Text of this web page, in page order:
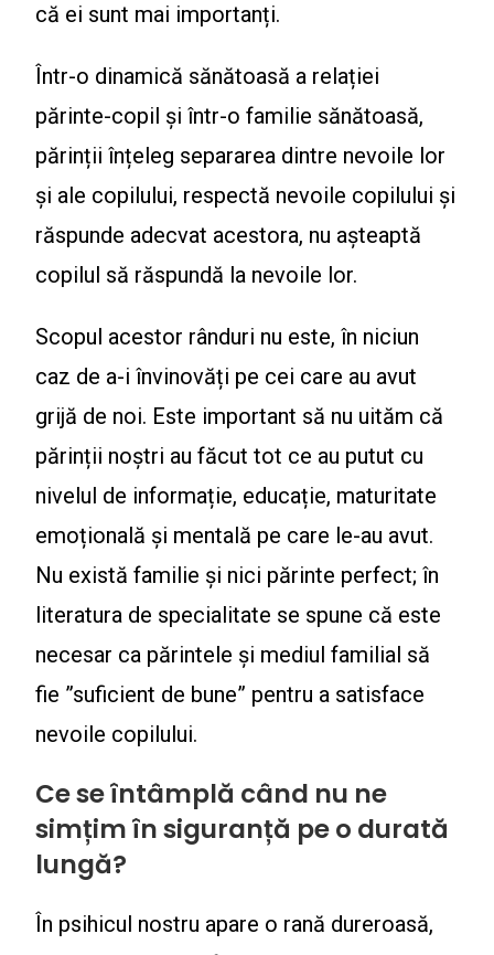
că ei sunt mai importanți.
Într-o dinamică sănătoasă a relației
părinte-copil și într-o familie sănătoasă,
părinții înțeleg separarea dintre nevoile lor
și ale copilului, respectă nevoile copilului și
răspunde adecvat acestora, nu așteaptă
copilul să răspundă la nevoile lor.
Scopul acestor rânduri nu este, în niciun
caz de a-i învinovăți pe cei care au avut
grijă de noi. Este important să nu uităm că
părinții noștri au făcut tot ce au putut cu
nivelul de informație, educație, maturitate
emoțională și mentală pe care le-au avut.
Nu există familie și nici părinte perfect; în
literatura de specialitate se spune că este
necesar ca părintele și mediul familial să
fie ”suficient de bune” pentru a satisface
nevoile copilului.
Ce se întâmplă când nu ne
simțim în siguranță pe o durată
lungă?
În psihicul nostru apare o rană dureroasă,